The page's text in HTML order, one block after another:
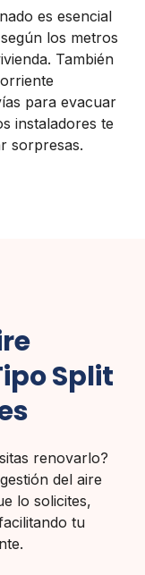
es esencial
los metros
También
para evacuar
instaladores te
sorpresas.
Split
renovarlo?
del aire
lo solicites,
tu